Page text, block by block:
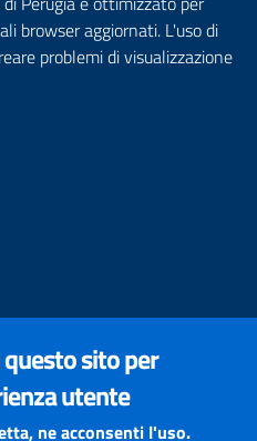
browser aggiornati. L'uso di
problemi di visualizzazione
e Resilienza)
sito per
utente
ne acconsenti l'uso.